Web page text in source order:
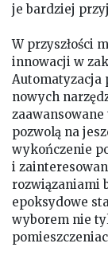
je bardziej
W przyszłości
innowacji w
Automatyzacja
nowych
pozwolą na
wykończenie
i
rozwiązaniami
epoksydowe
wyborem nie